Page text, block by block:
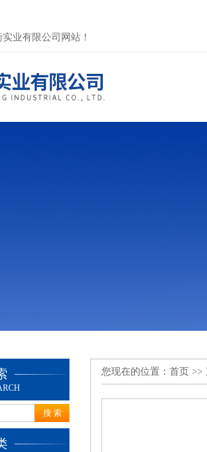
业有限公司网站！
您现在的位置： 首页 >>